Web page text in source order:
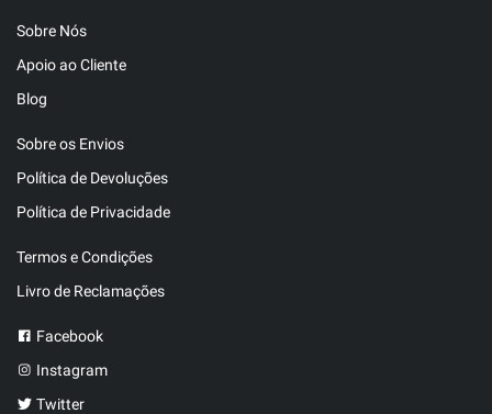
Sobre Nós
Apoio ao Cliente
Blog
Sobre os Envios
Política de Devoluções
Política de Privacidade
Termos e Condições
Livro de Reclamações
Facebook
Instagram
Twitter